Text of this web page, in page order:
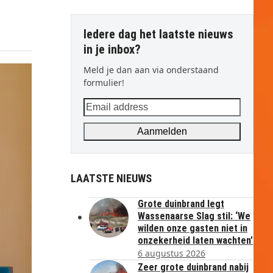
Iedere dag het laatste nieuws
in je inbox?
Meld je dan aan via onderstaand
formulier!
Email
address
Aanmelden
LAATSTE NIEUWS
Grote duinbrand legt
Wassenaarse Slag stil: ‘We
wilden onze gasten niet in
onzekerheid laten wachten’
6 augustus 2026
Zeer grote duinbrand nabij